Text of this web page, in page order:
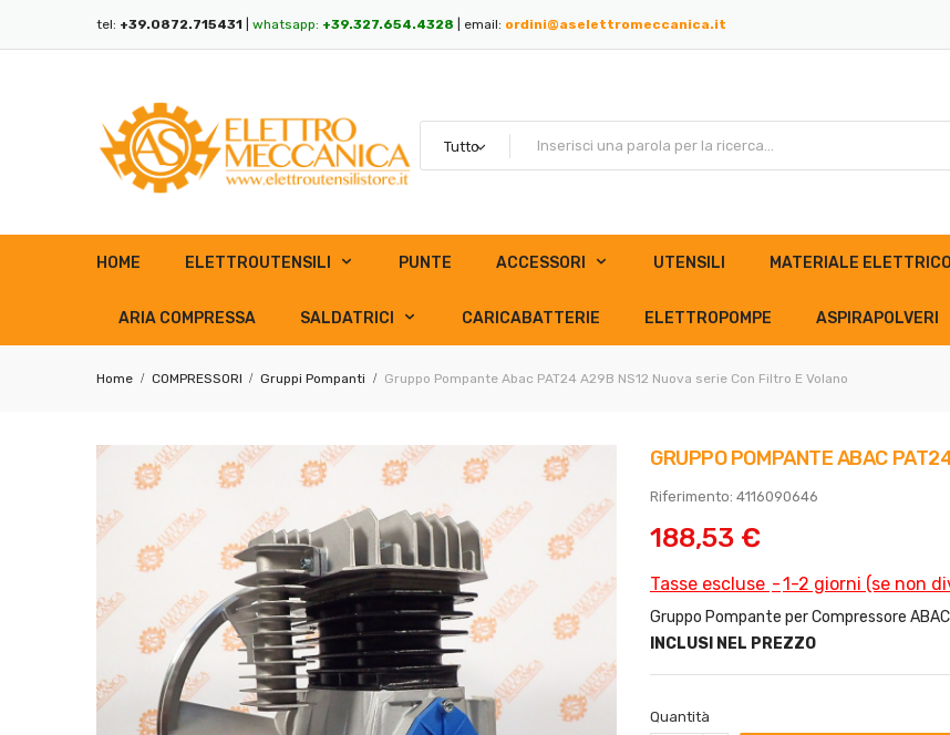
tel: +39.0872.715431 whatsapp: +39.327.654.4328 | email: ordini@aselettromeccanica.it
HOME ELETTROUTENSILI PUNTE ACCESSORI UTENSILI MATERIALE ELETTRICO
ARIA COMPRESSA SALDATRICI CARICABATTERIE ELETTROPOMPE ASPIRAPOLVERI
Home COMPRESSORI Gruppi Pompanti Gruppo Pompante Abac PAT24 A29B NS12 Nuova serie Con Filtro E Volano
GRUPPO POMPANTE ABAC
Riferimento: 4116090646
188,53 €
Tasse escluse 1-2 giorni (se non
Gruppo Pompante per Compressore
INCLUSI NEL PREZZO
Quantità